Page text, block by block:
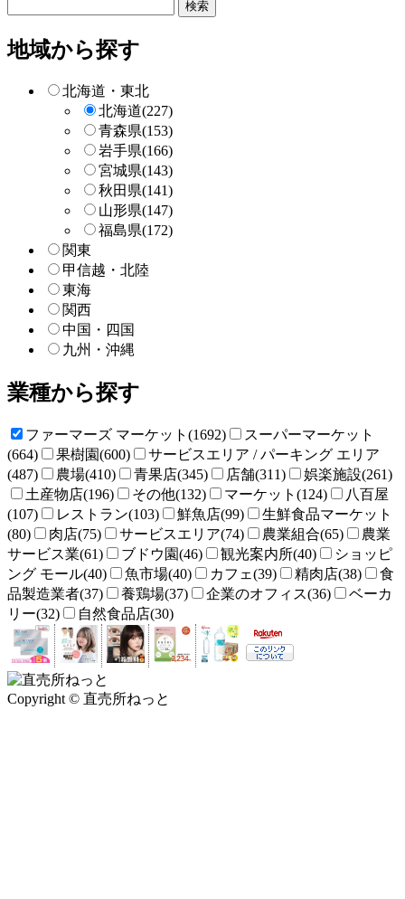
ー
検
地域から探す
北海道・東北
北海道(227)
青森県(153)
岩手県(166)
宮城県(143)
秋田県(141)
山形県(147)
福島県(172)
関東
甲信越・北陸
東海
関西
中国・四国
九州・沖縄
業種から探す
ファーマーズ マーケット(1692)
スーパーマーケット
(664)
果樹園(600)
サービスエリア / パーキング エリア
(487)
農場(410) 青果店(345) 店舗(311)
娯楽施設(261)
土産物店(196)
その他(132) マーケット(124)
八百屋
(107)
レストラン(103) 鮮魚店(99)
生鮮食品マーケット
(80)
肉店(75) サービスエリア(74) 農業組合(65)
農業
サービス業(61)
ブドウ園(46) 観光案内所(40)
ショッピ
ング モール(40)
魚市場(40) カフェ(39) 精肉店(38)
食
品製造業者(37)
養鶏場(37) 企業のオフィス(36)
ベーカ
リー(32)
自然食品店(30)
Copyright © 直売所ねっと